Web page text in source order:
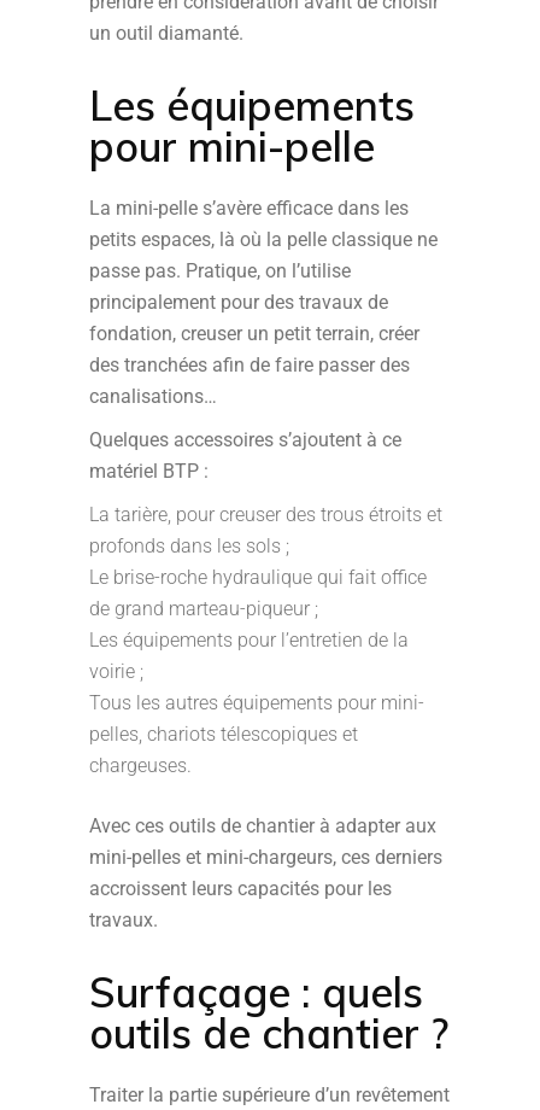
un outil diamanté.
Les équipements
pour mini-pelle
La mini-pelle s’avère efficace dans les
petits espaces, là où la pelle classique ne
passe pas. Pratique, on l’utilise
principalement pour des travaux de
fondation, creuser un petit terrain, créer
des tranchées afin de faire passer des
canalisations…
Quelques accessoires s’ajoutent à ce
matériel BTP :
La tarière, pour creuser des trous étroits et
profonds dans les sols ;
Le brise-roche hydraulique qui fait office
de grand marteau-piqueur ;
Les équipements pour l’entretien de la
voirie ;
Tous les autres équipements pour mini-
pelles, chariots télescopiques et
chargeuses.
Avec ces outils de chantier à adapter aux
mini-pelles et mini-chargeurs, ces derniers
accroissent leurs capacités pour les
travaux.
Surfaçage : quels
outils de chantier ?
Traiter la partie supérieure d’un revêtement